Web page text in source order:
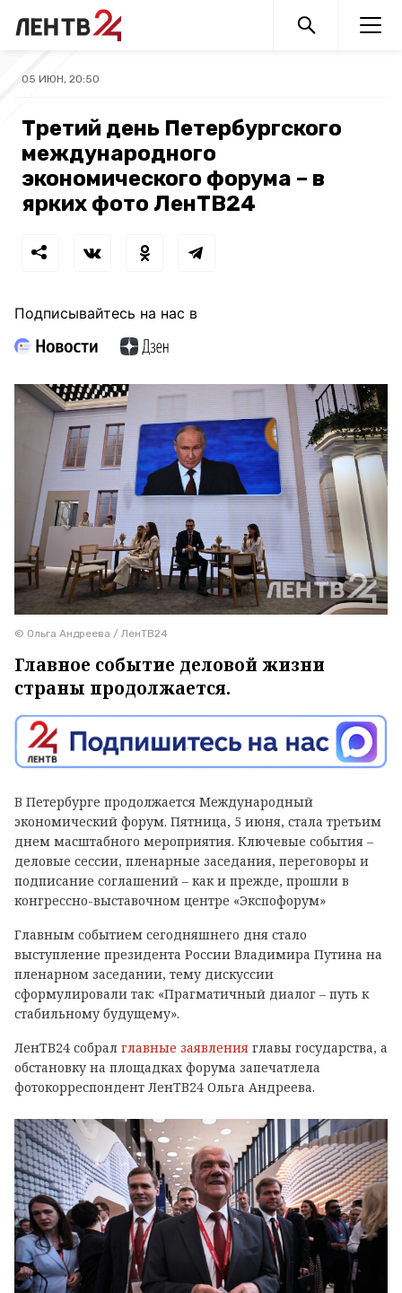
05 ИЮН, 20:50
Третий день Петербургского
международного
экономического форума – в
ярких фото ЛенТВ24
Подписывайтесь на нас в
© Ольга Андреева / ЛенТВ24
Главное событие деловой жизни
страны продолжается.
В Петербурге продолжается Международный
экономический форум. Пятница, 5 июня, стала третьим
днем масштабного мероприятия. Ключевые события –
деловые сессии, пленарные заседания, переговоры и
подписание соглашений – как и прежде, прошли в
конгрессно-выставочном центре «Экспофорум»
Главным событием сегодняшнего дня стало
выступление президента России Владимира Путина на
пленарном заседании, тему дискуссии
сформулировали так: «Прагматичный диалог – путь к
стабильному будущему».
ЛенТВ24 собрал главные заявления главы государства, а
обстановку на площадках форума запечатлела
фотокорреспондент ЛенТВ24 Ольга Андреева.